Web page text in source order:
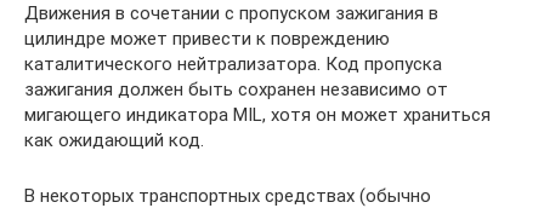
Движения в сочетании с пропуском зажигания в
цилиндре может привести к повреждению
каталитического нейтрализатора. Код пропуска
зажигания должен быть сохранен независимо от
мигающего индикатора MIL, хотя он может храниться
как ожидающий код.
В некоторых транспортных средствах (обычно